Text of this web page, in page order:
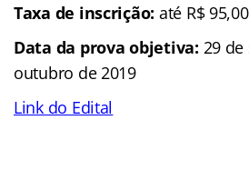
Taxa de inscrição: até R$ 95,00
Data da prova objetiva: 29
outubro de 2019
Link do Edital